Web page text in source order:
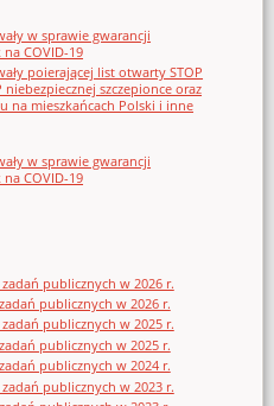
w sprawie gwarancji
COVID-19
poierającej list otwarty STOP
niebezpiecznej szczepionce oraz
na mieszkańcach Polski i inne
w sprawie gwarancji
COVID-19
publicznych w 2026 r.
publicznych w 2026 r.
publicznych w 2025 r.
publicznych w 2025 r.
publicznych w 2024 r.
publicznych w 2023 r.